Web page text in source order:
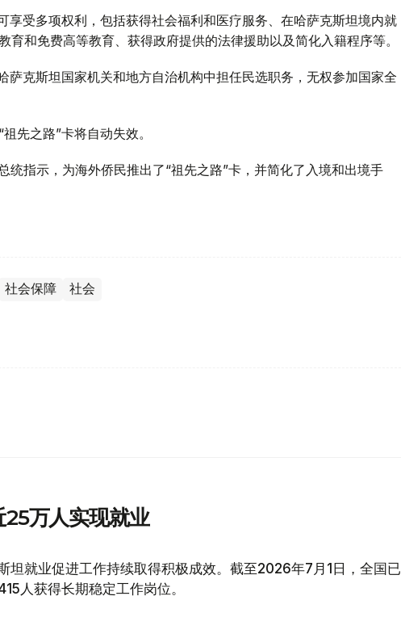
享受多项权利，包括获得社会福利和医疗服务、在哈萨克斯坦境内就
育和免费高等教育、获得政府提供的法律援助以及简化入籍程序等。
萨克斯坦国家机关和地方自治机构中担任民选职务，无权参加国家全
先之路”卡将自动失效。
统指示，为海外侨民推出了“祖先之路”卡，并简化了入境和出境手
社会保障 社会
万人实现就业
坦就业促进工作持续取得积极成效。截至2026年7月1日，全国已
人获得长期稳定工作岗位。